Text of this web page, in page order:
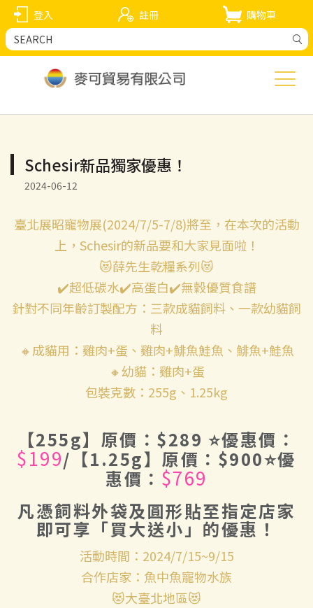
登入 註冊 購物車
Schesir新品獨家優惠！
2024-06-12
臺北展昭寵物展(2024/7/5-7/8)將至，在本次的活動
上，Schesir的新品要和大家見面啦！
😻薛先生乾糧系列😻
✔️超低碳水✔️高蛋白✔️無穀優質食譜
針對不同年齡訂製配方：三款成貓飼料、一款幼貓飼
料
🔸成貓用：雞肉+蛋、雞肉+鯡魚鮭魚、鯡魚+鮭魚
🔸幼貓：雞肉+蛋
包裝克數：255g、1.25kg
【255g】原價：$289 ⭐優惠價：
$199/【1.25g】原價：$900⭐優
惠價： $769
凡憑飼料外袋及圓形貼至指定店家
即可享「買大送小」的優惠！
活動時間：2024/7/15~9/15
合作店家：魚中魚寵物水族
😻大臺北地區😻